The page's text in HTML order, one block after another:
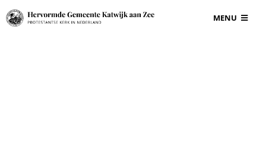
Ga
naar
MENU